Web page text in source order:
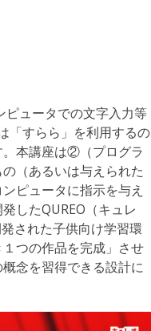
ュータでの文字入力等
「すらら」を利用するの
本講座は②（プログラ
（あるいは与えられた
ピュータに指示を与え
したQUREO（キュレ
された子供向け学習環
つの作品を完成」させ
念を習得できる設計に